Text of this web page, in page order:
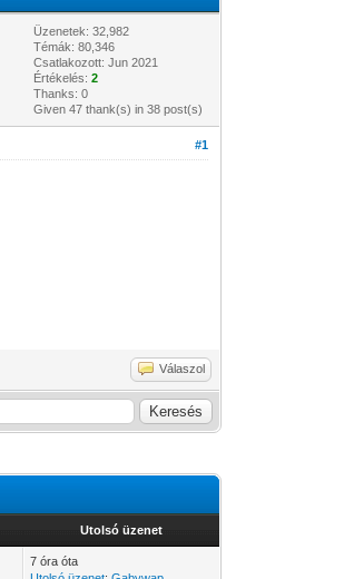
Üzenetek: 32,982
Témák: 80,346
Csatlakozott: Jun 2021
Értékelés:2
Thanks: 0
Given 47 thank(s) in 38 post(s)
#1
Válaszol
Utolsó üzenet
7 óra óta